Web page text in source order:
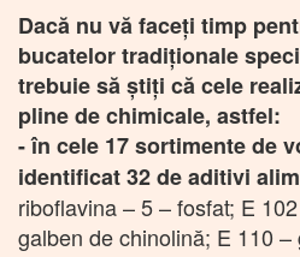
Dacă nu vă faceți timp
bucatelor tradiționale
trebuie să știți că cele
pline de chimicale, astfel:
- în cele 17 sortimente de
identificat 32 de aditivi
riboflavina – 5 – fosfat; E
galben de chinolină; E 110